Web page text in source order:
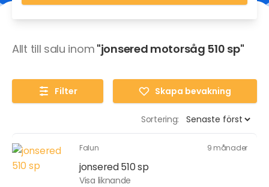
Allt till salu inom "jonsered motorsåg 510 sp"
Filter Skapa bevakning
Sortering:
Falun 9 månader
jonsered 510 sp
Visa liknande